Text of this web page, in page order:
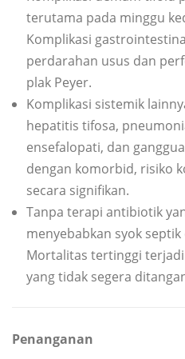
terutama pada minggu
Komplikasi
perdarahan usus dan
plak Peyer.
Komplikasi sistemik
hepatitis tifosa,
ensefalopati, dan
dengan komorbid, risiko
secara signifikan.
Tanpa terapi antibiotik
menyebabkan syok
Mortalitas tertinggi
yang tidak segera
Penanganan